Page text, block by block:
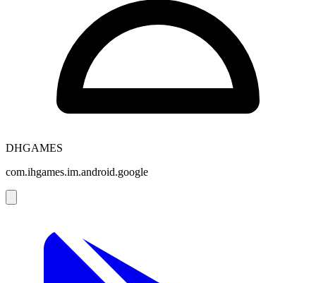
DHGAMES
com.ihgames.im.android.google